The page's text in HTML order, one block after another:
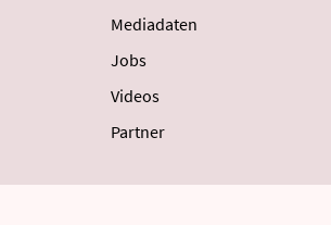
Mediadaten
Jobs
Videos
Partner